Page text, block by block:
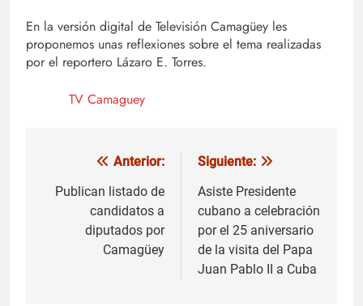
En la versión digital de Televisión Camagüey les
proponemos unas reflexiones sobre el tema realizadas
por el reportero Lázaro E. Torres.
TV Camaguey
Navegación
de
entradas
Anterior:
Publican listado de
candidatos a
diputados por
Camagüey
Siguiente:
Asiste Presidente
cubano a celebración
por el 25 aniversario
de la visita del Papa
Juan Pablo II a Cuba